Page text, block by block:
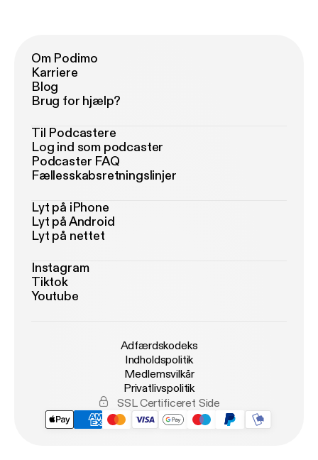
Om Podimo
Karriere
Blog
Brug for hjælp?
Til Podcastere
Log ind som podcaster
Podcaster FAQ
Fællesskabsretningslinjer
Lyt på iPhone
Lyt på Android
Lyt på nettet
Instagram
Tiktok
Youtube
Adfærdskodeks
Indholdspolitik
Medlemsvilkår
Privatlivspolitik
SSL Certificeret Side